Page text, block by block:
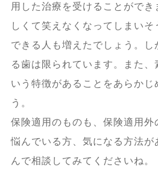
用した治療を受けることがで
しくて笑えなくなってしまい
できる人も増えたでしょう。し
る歯は限られています。また、
いう特徴があることをあらかじ
う。
保険適用のものも、保険適用外
悩んでいる方、気になる方法が
んで相談してみてくださいね。